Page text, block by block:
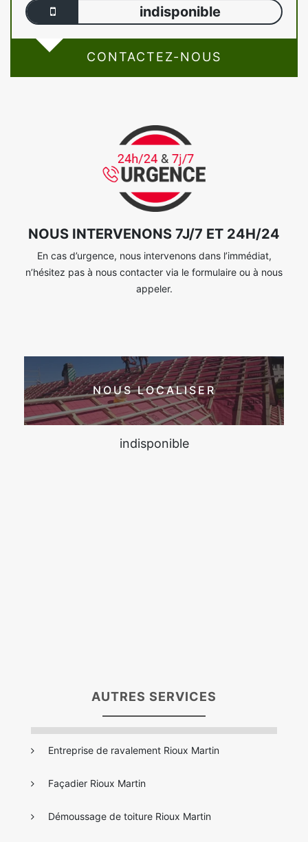
indisponible
CONTACTEZ-NOUS
NOUS INTERVENONS 7J/7 ET 24H/24
En cas d’urgence, nous intervenons dans l’immédiat,
n’hésitez pas à nous contacter via le formulaire ou à nous
appeler.
NOUS LOCALISER
indisponible
AUTRES SERVICES
Entreprise de ravalement Rioux Martin
Façadier Rioux Martin
Démoussage de toiture Rioux Martin